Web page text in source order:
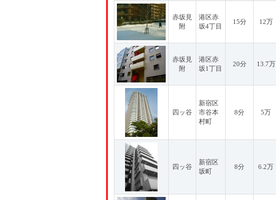
赤坂見
附
港区赤
坂4丁目
15分 12万
赤坂見
附
港区赤
坂1丁目
20分 13.7万
四ッ谷
新宿区
市谷本
村町
8分 5万
四ッ谷
新宿区
坂町
8分 6.2万